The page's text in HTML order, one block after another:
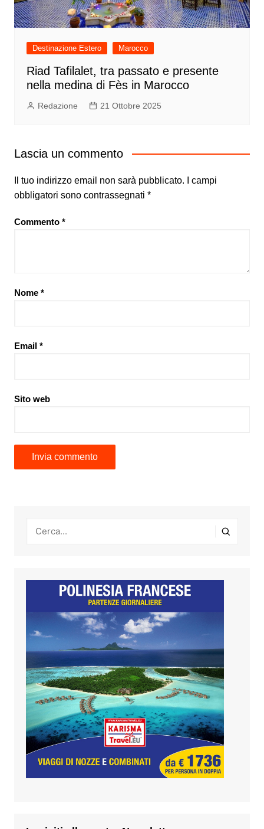
Destinazione Estero Marocco
Riad Tafilalet, tra passato e presente
nella medina di Fès in Marocco
Redazione 21 Ottobre 2025
Lascia un commento
Il tuo indirizzo email non sarà pubblicato.
I campi
obbligatori sono contrassegnati *
Commento *
Nome *
Email *
Sito web